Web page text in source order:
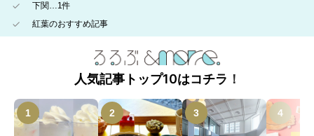
下関…1件
紅葉のおすすめ記事
人気記事トップ10はコチラ！